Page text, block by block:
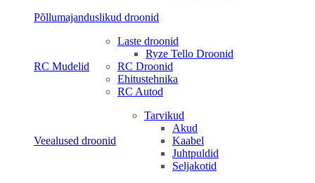
Põllumajanduslikud droonid
RC Mudelid
Laste droonid
Ryze Tello Droonid
RC Droonid
Ehitustehnika
RC Autod
Veealused droonid
Tarvikud
Akud
Kaabel
Juhtpuldid
Seljakotid